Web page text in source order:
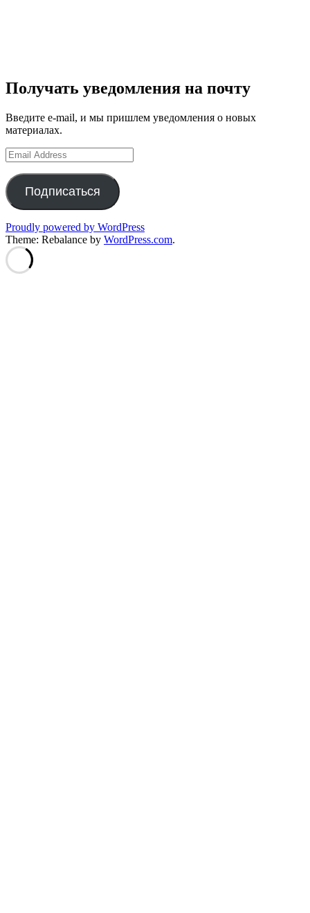
Получать уведомления на почту
Введите e-mail, и мы пришлем уведомления о новых
материалах.
Email
Address
Подписаться
Proudly powered by WordPress
Theme: Rebalance by WordPress.com.